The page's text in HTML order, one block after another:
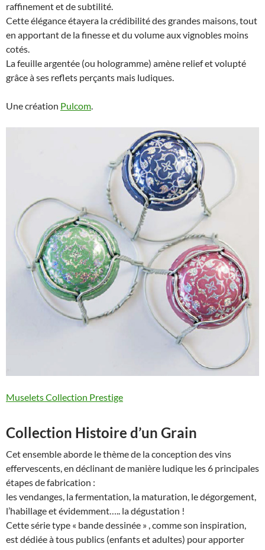
raffinement et de subtilité.
Cette élégance étayera la crédibilité des grandes maisons, tout
en apportant de la finesse et du volume aux vignobles moins
cotés.
La feuille argentée (ou hologramme) amène relief et volupté
grâce à ses reflets perçants mais ludiques.
Une création Pulcom.
Muselets Collection Prestige
Collection Histoire d’un Grain
Cet ensemble aborde le thème de la conception des vins
effervescents, en déclinant de manière ludique les 6 principales
étapes de fabrication :
les vendanges, la fermentation, la maturation, le dégorgement,
l’habillage et évidemment….. la dégustation !
Cette série type « bande dessinée » , comme son inspiration,
est dédiée à tous publics (enfants et adultes) pour apporter